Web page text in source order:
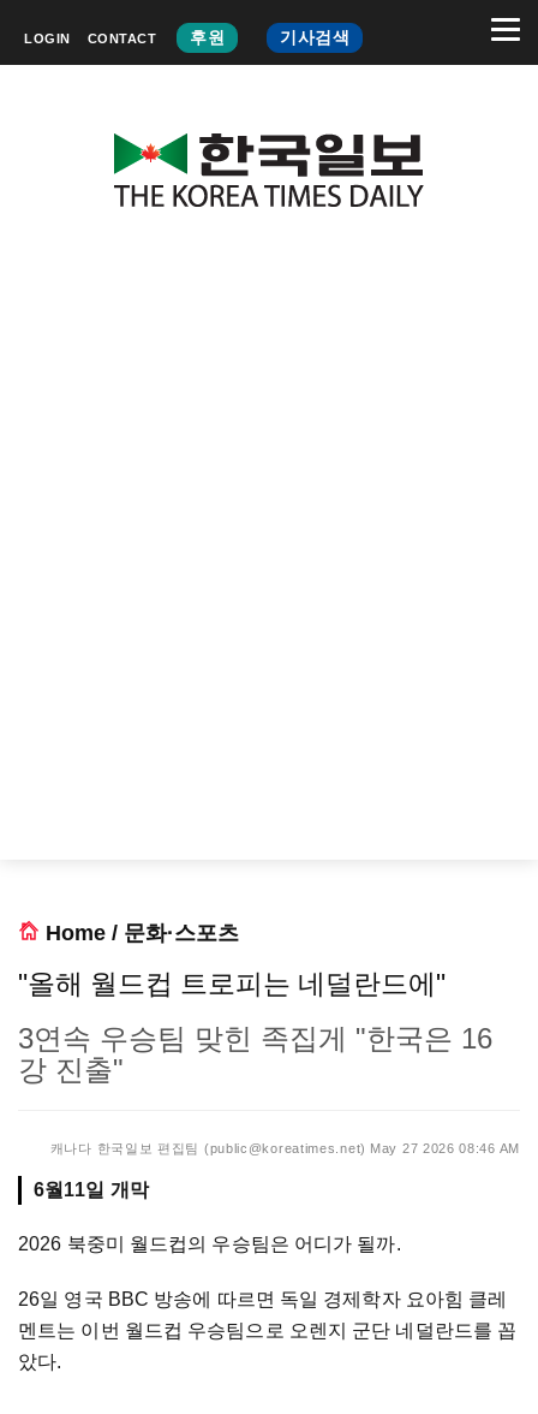
LOGIN CONTACT 후원 기사검색
Home / 문화·스포츠
"올해 월드컵 트로피는 네덜란드에"
3연속 우승팀 맞힌 족집게 "한국은 16
강 진출"
캐나다 한국일보 편집팀 (public@koreatimes.net) May 27 2026 08:46 AM
6월11일 개막
2026 북중미 월드컵의 우승팀은 어디가 될까.
26일 영국 BBC 방송에 따르면 독일 경제학자 요아힘 클레
멘트는 이번 월드컵 우승팀으로 오렌지 군단 네덜란드를 꼽
았다.